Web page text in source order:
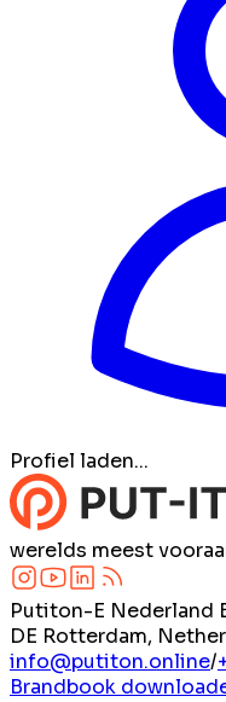
Profiel laden...
werelds meest
Putiton-E Nederland
DE Rotterdam,
info@putiton.online/
Brandbook